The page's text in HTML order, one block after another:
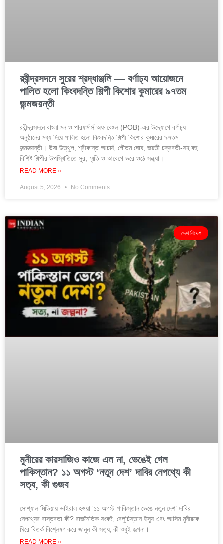
রবীন্দ্রসদনে সুরের শ্রদ্ধাঞ্জলি — বর্ণাঢ্য আয়োজনে
পালিত হলো কিংবদন্তি শিল্পী কিশোর কুমারের ৯৭তম
জন্মজয়ন্তী
রবীন্দ্রসদনে বাংলা মন ও পারফর্মার্স অফ বেঙ্গল (POB)-এর উদ্যোগে বর্ণাঢ্য
অনুষ্ঠানের মধ্য দিয়ে পালিত হলো কিংবদন্তি শিল্পী কিশোর কুমারের ৯৭তম
জন্মজয়ন্তী। উষা উত্থুপ, শ্রীকান্ত আচার্য, গৌতম ঘোষ, জয়তী চক্রবর্তী-সহ বহু
বিশিষ্ট শিল্পীর উপস্থিতিতে সুর, স্মৃতি ও আবেগে ভরে ওঠে সন্ধ্যা।
READ MORE »
August 5, 2026 No Comments
দেশ বিদেশ
মুনীরের কারসাজিও কাজে এল না, ভেঙেই গেল
পাকিস্তান? ১১ অগস্ট ‘নতুন দেশ’ দাবির নেপথ্যে কী
সত্য, কী গুজব
সোশ্যাল মিডিয়ায় ভাইরাল হওয়া ‘১১ অগস্ট পাকিস্তান ভেঙে নতুন দেশ’ দাবির
নেপথ্যের বাস্তবতা কী? রাজনৈতিক সংকট, বেলুচিস্তান ইস্যু এবং আসিম মুনীরকে
ঘিরে বিতর্ক বিশ্লেষণ করে জানুন কী সত্য, কী শুধুই জল্পনা।
READ MORE »